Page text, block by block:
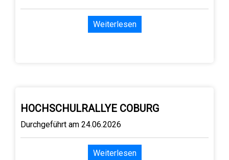
Weiterlesen
HOCHSCHULRALLYE COBURG
Durchgeführt am 24.06.2026
Weiterlesen